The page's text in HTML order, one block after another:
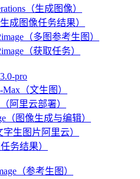
（生成图像）
成图像任务结果）
（多图参考生图）
（获取任务）
pro
Max（文生图）
阿里云部署）
（图像生成与编辑）
字生图片阿里云）
务结果）
（参考生图）